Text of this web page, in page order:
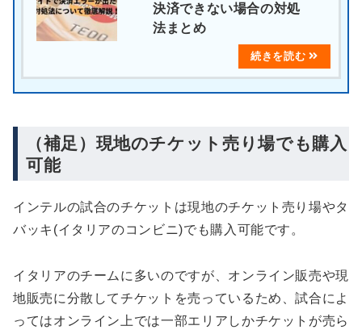
決済できない場合の対処
法まとめ
（補足）現地のチケット売り場でも購入
可能
インテルの試合のチケットは現地のチケット売り場やタ
バッキ(イタリアのコンビニ)でも購入可能です。
イタリアのチームに多いのですが、オンライン販売や現
地販売に分散してチケットを売っているため、試合によ
ってはオンライン上では一部エリアしかチケットが売ら